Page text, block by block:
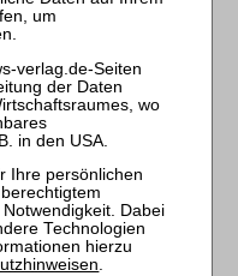
– DER
NACHHALTIGEN
„Zukunftsstudie
MEER
AN
.